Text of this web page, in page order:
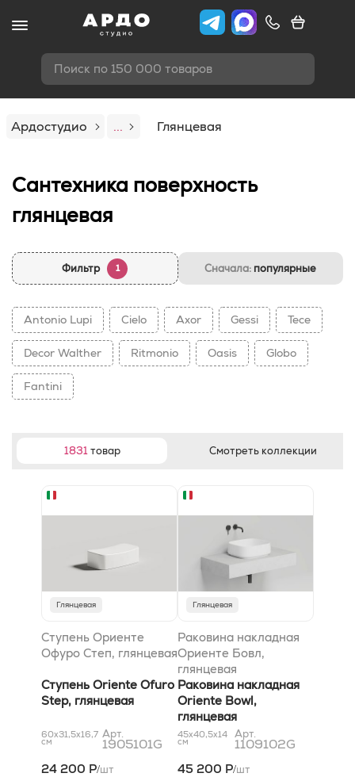
Поиск по 150 000 товаров
Ардостудио ... Глянцевая
Сантехника поверхность
глянцевая
Фильтр 1 Сначала: популярные
Antonio Lupi Cielo Axor Gessi Tece
Decor Walther Ritmonio Oasis Globo
Fantini
1831 товар Смотреть коллекции
Глянцевая
Ступень Ориенте
Офуро Степ, глянцевая
Ступень Oriente Ofuro
Step, глянцевая
60x31,5x16,7
см
Арт.
1905101G
24 200 Р/шт
Глянцевая
Раковина накладная
Ориенте Бовл,
глянцевая
Раковина накладная
Oriente Bowl,
глянцевая
45x40,5x14
см
Арт.
1109102G
45 200 Р/шт